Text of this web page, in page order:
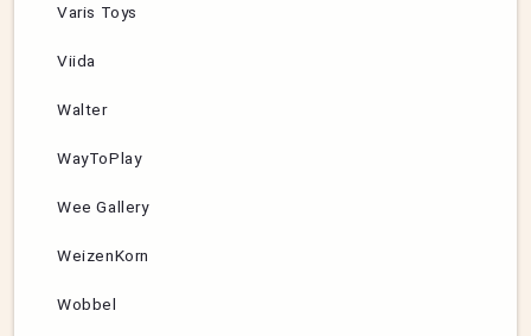
Varis Toys
Viida
Walter
WayToPlay
Wee Gallery
WeizenKorn
Wobbel